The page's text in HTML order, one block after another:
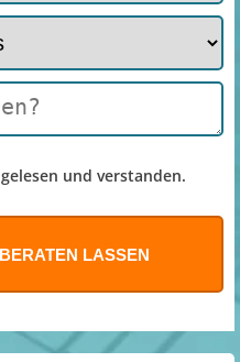
gelesen und verstanden.